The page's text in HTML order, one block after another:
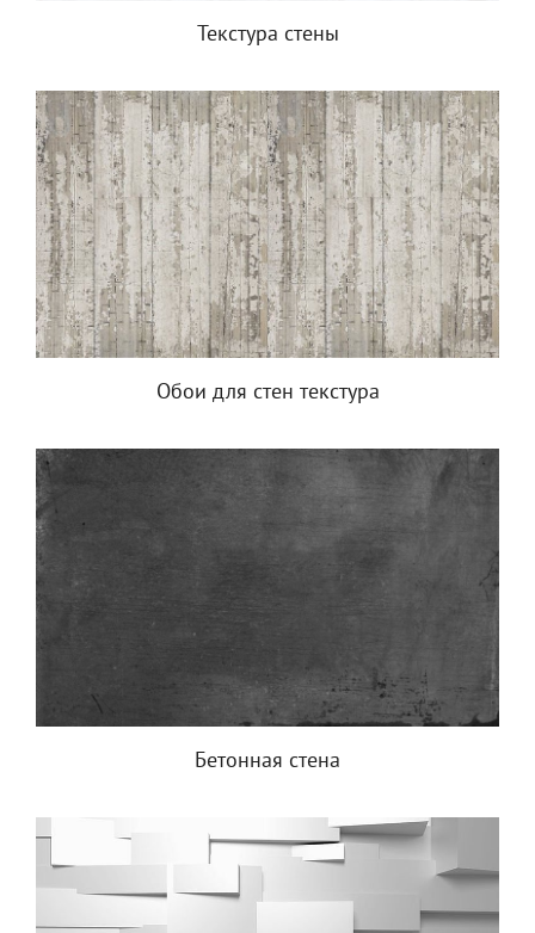
Текстура стены
Обои для стен текстура
Бетонная стена